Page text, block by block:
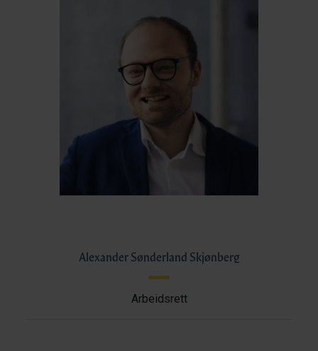
Alexander Sønderland Skjønberg
Arbeidsrett